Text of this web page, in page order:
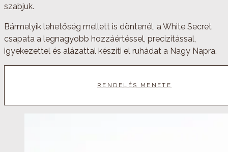
szabjuk.
Bármelyik lehetőség mellett is döntenél, a White Secret
csapata a legnagyobb hozzáértéssel, precizitással,
igyekezettel és alázattal készíti el ruhádat a Nagy Napra.
RENDELÉS MENETE